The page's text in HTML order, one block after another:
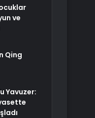
ve
Qing
Yavuzer: